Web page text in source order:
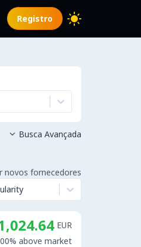
Registro
 Busca Avançada
novos fornecedores
EUR
above market